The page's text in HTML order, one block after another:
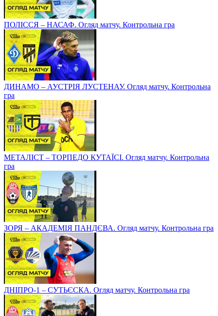
ПОЛІССЯ – НАСАФ. Огляд матчу. Контрольна гра
ДИНАМО – АУСТРІЯ ЛУСТЕНАУ. Огляд матчу. Контрольна
гра
МЕТАЛІСТ – ТОРПЕДО КУТАЇСІ. Огляд матчу. Контрольна
гра
ЗОРЯ – АКАДЕМІЯ ПАНДЄВА. Огляд матчу. Контрольна гра
ДНІПРО-1 – СУТЬЄСКА. Огляд матчу. Контрольна гра